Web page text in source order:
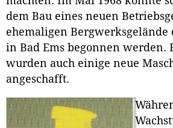
dem Bau eines neuen
ehemaligen Bergwerksgelände
in Bad Ems begonnen werden.
wurden auch einige neue
angeschafft.